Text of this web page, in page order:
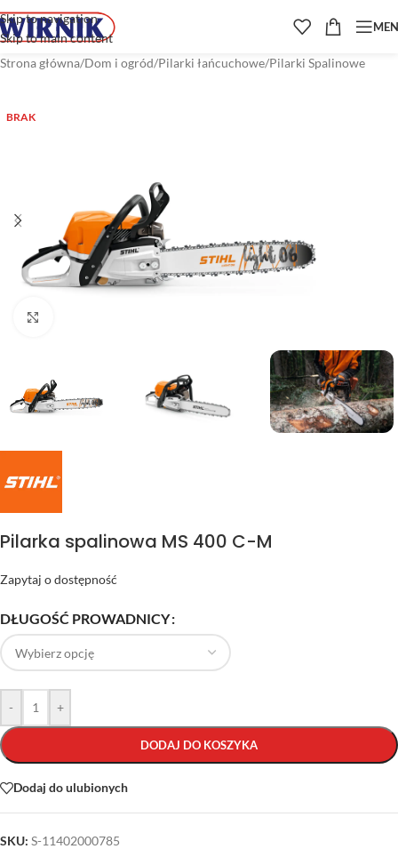
Skip to navigation
Skip to main content
Strona główna/Dom i ogród/Pilarki łańcuchowe/Pilarki Spalinowe
BRAK
Pilarka spalinowa MS 400 C-M
Zapytaj o dostępność
DŁUGOŚĆ PROWADNICY
- +
DODAJ DO KOSZYKA
Dodaj do ulubionych
SKU: S-11402000785